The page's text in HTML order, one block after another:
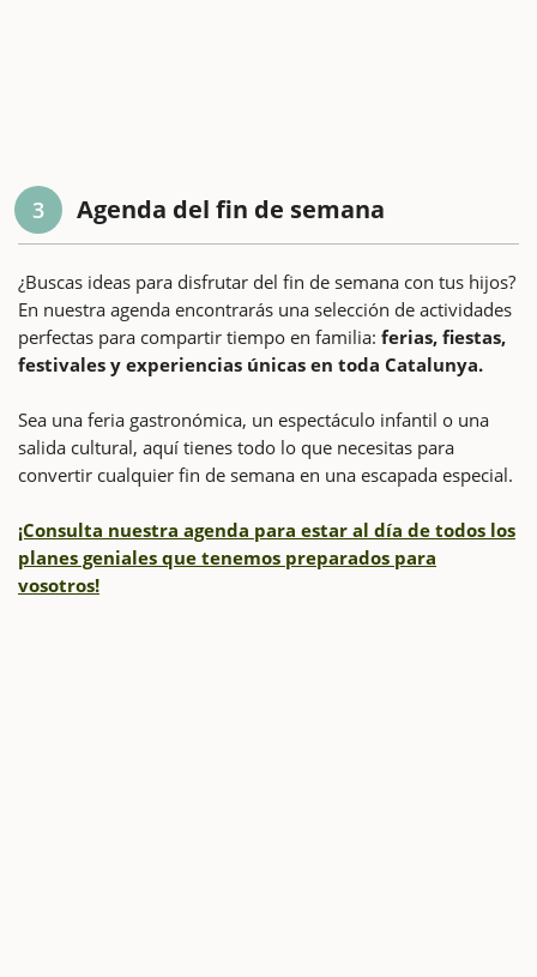
3 Agenda del fin de semana
¿Buscas ideas para disfrutar del fin de semana con tus hijos?
En nuestra agenda encontrarás una selección de actividades
perfectas para compartir tiempo en familia: ferias, fiestas,
festivales y experiencias únicas en toda Catalunya.
Sea una feria gastronómica, un espectáculo infantil o una
salida cultural, aquí tienes todo lo que necesitas para
convertir cualquier fin de semana en una escapada especial.
¡Consulta nuestra agenda para estar al día de todos los
planes geniales que tenemos preparados para
vosotros!